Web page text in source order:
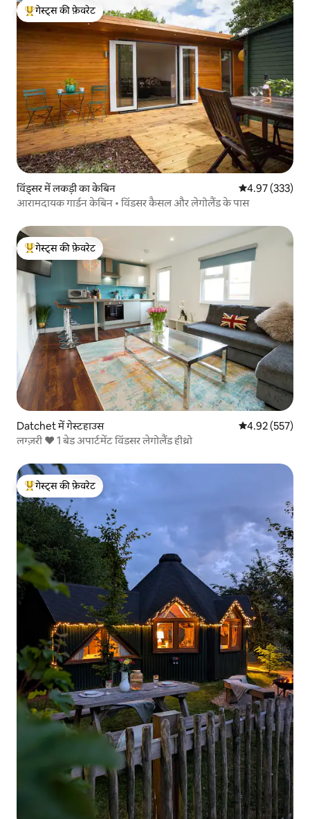
गेस्ट्स का टॉप फ़ेवरेट
गेस्ट्स की फ़ेवरेट
विंड्सर में लकड़ी का केबिन औसत रेटिंग 5 में से
4.97 (333)
आरामदायक गार्डन केबिन • विंडसर कैसल और लेगोलैंड के पास
गेस्ट्स का टॉप फ़ेवरेट
गेस्ट्स की फ़ेवरेट
Datchet में गेस्टहाउस औसत रेटिंग 5 में से
4.92 (557)
लग्ज़री ♥️ 1 बेड अपार्टमेंट विंडसर लेगोलैंड हीथ्रो
गेस्ट्स का टॉप फ़ेवरेट
गेस्ट्स की फ़ेवरेट